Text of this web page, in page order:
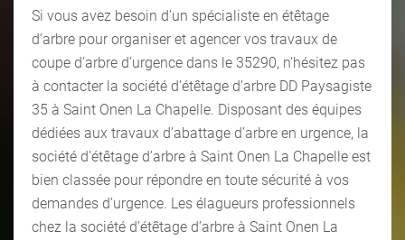
Si vous avez besoin d’un spécialiste en étêtage
d’arbre pour organiser et agencer vos travaux de
coupe d’arbre d’urgence dans le 35290, n’hésitez pas
à contacter la société d’étêtage d’arbre DD Paysagiste
35 à Saint Onen La Chapelle. Disposant des équipes
dédiées aux travaux d’abattage d’arbre en urgence, la
société d’étêtage d’arbre à Saint Onen La Chapelle est
bien classée pour répondre en toute sécurité à vos
demandes d’urgence. Les élagueurs professionnels
chez la société d’étêtage d’arbre à Saint Onen La